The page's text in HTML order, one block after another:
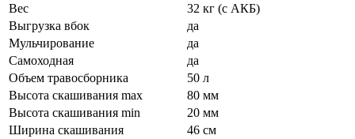
Вес
32 кг (с АКБ)
Выгрузка вбок
да
Мульчирование
да
Самоходная
да
Объем травосборника
50 л
Высота скашивания max
80 мм
Высота скашивания min
20 мм
Ширина скашивания
46 см